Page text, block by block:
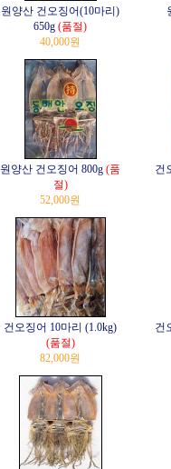
원양산 건오징어(10마리)
650g (품절)
40,000원
원양산 건오징어 800g (품
절)
52,000원
건
건오징어 10마리 (1.0kg)
(품절)
82,000원
건